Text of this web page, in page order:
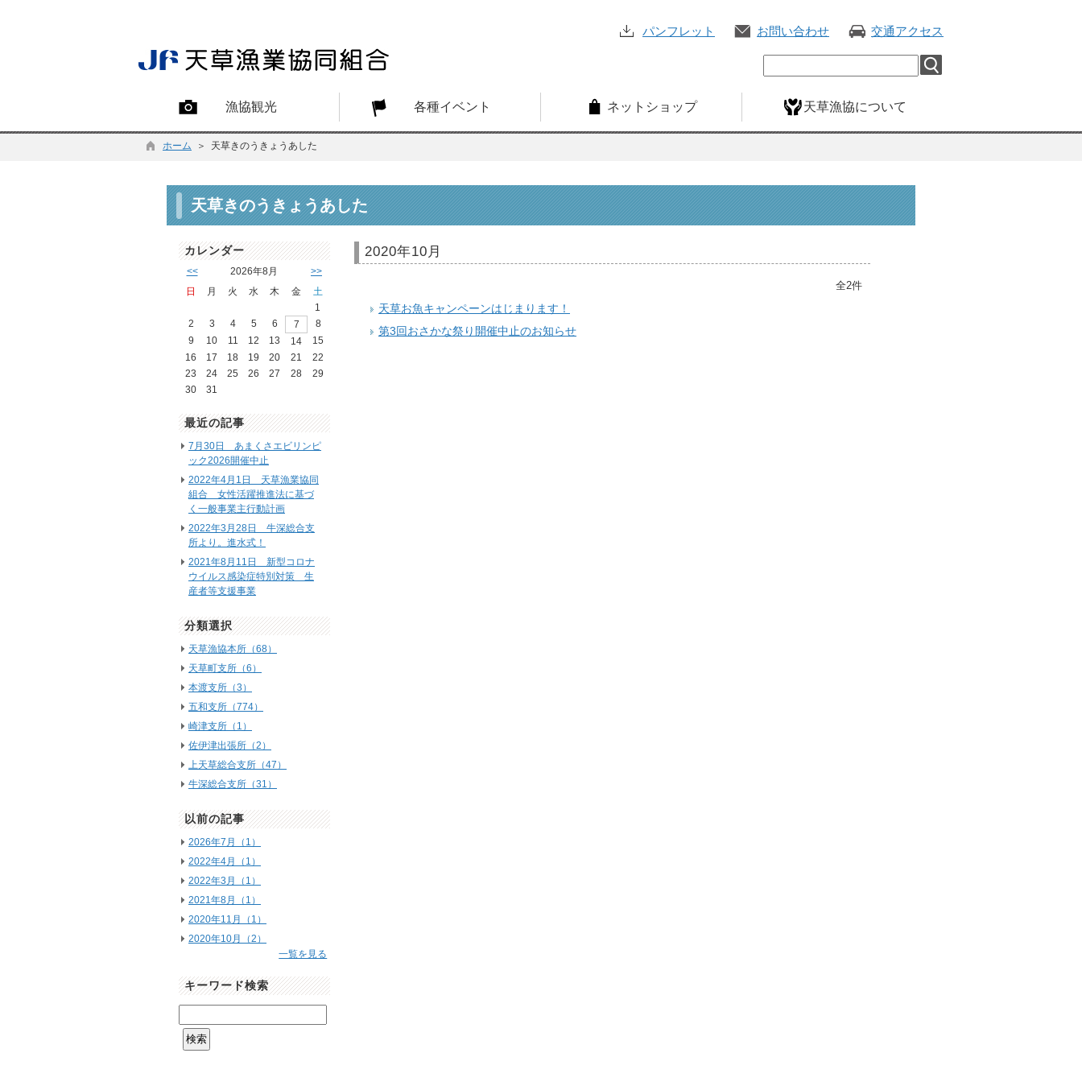
パンフレット お問い合わせ 交通アクセス
漁協観光 各種イベント ネットショップ 天草漁協について
ホーム ＞ 天草きのうきょうあした
天草きのうきょうあした
カレンダー
<< 2026年8月 >>
日 月 火 水 木 金
土
1
2
3 4 5 6 7
8
9
10 11 12 13 14
15
16
17 18 19 20 21
22
23
24 25 26 27 28
29
30
31
最近の記事
7月30日 あまくさエビリンピ
ック2026開催中止
2022年4月1日 天草漁業協同
組合 女性活躍推進法に基づ
く一般事業主行動計画
2022年3月28日 牛深総合支
所より。進水式！
2021年8月11日 新型コロナ
ウイルス感染症特別対策 生
産者等支援事業
分類選択
天草漁協本所（68）
天草町支所（6）
本渡支所（3）
五和支所（774）
崎津支所（1）
佐伊津出張所（2）
上天草総合支所（47）
牛深総合支所（31）
以前の記事
2026年7月（1）
2022年4月（1）
2022年3月（1）
2021年8月（1）
2020年11月（1）
2020年10月（2）
一覧を見る
キーワード検索
2020年10月
全2件
天草お魚キャンペーンはじまります！
第3回おさかな祭り開催中止のお知らせ